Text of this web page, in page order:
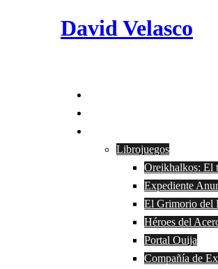
David Velasco
Librojuegos
Oreikhalkos: El
Expediente
El Grimorio del
Héroes del
Portal Ouija
Compañía de